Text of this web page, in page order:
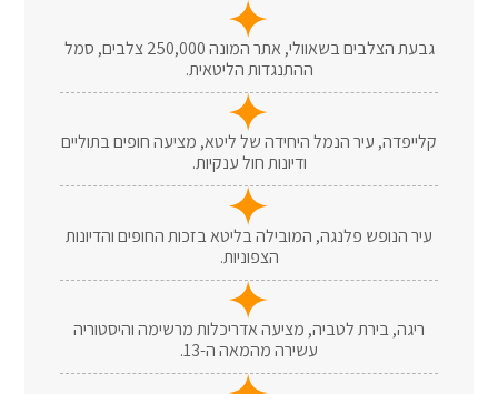
גבעת הצלבים בשאוולי, אתר המונה 250,000 צלבים, סמל
ההתנגדות הליטאית.
קלייפדה, עיר הנמל היחידה של ליטא, מציעה חופים בתוליים
ודיונות חול ענקיות.
עיר הנופש פלנגה, המובילה בליטא בזכות החופים והדיונות
הצפוניות.
ריגה, בירת לטביה, מציעה אדריכלות מרשימה והיסטוריה
עשירה מהמאה ה-13.